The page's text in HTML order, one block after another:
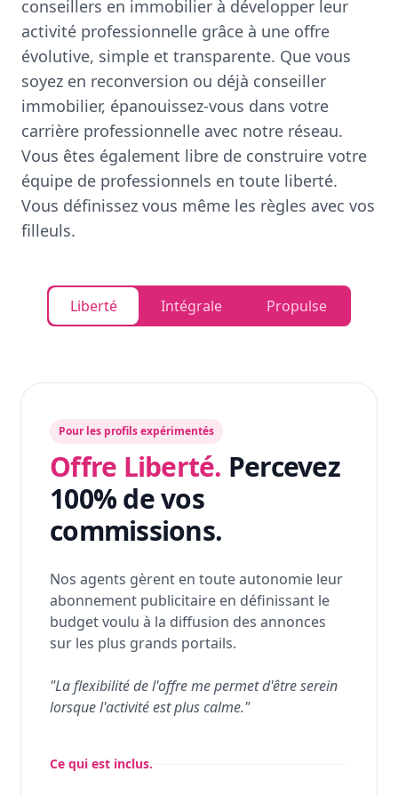
conseillers en immobilier à développer leur
activité professionnelle grâce à une offre
évolutive, simple et transparente. Que vous
soyez en reconversion ou déjà conseiller
immobilier, épanouissez-vous dans votre
carrière professionnelle avec notre réseau.
Vous êtes également libre de construire votre
équipe de professionnels en toute liberté.
Vous définissez vous même les règles avec vos
filleuls.
Liberté Intégrale Propulse
Pour les profils expérimentés
Offre Liberté. Percevez
100% de vos
commissions.
Nos agents gèrent en toute autonomie leur
abonnement publicitaire en définissant le
budget voulu à la diffusion des annonces
sur les plus grands portails.
"La flexibilité de l'offre me permet d'être serein
lorsque l'activité est plus calme."
Ce qui est inclus.